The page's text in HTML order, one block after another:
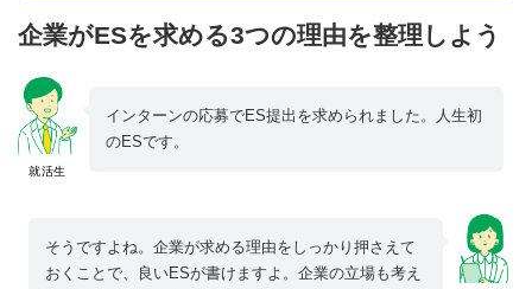
企業がESを求める3つの理由を整理しよう
就活生
インターンの応募でES提出を求められました。人生初
のESです。
そうですよね。企業が求める理由をしっかり押さえて
おくことで、良いESが書けますよ。企業の立場も考え